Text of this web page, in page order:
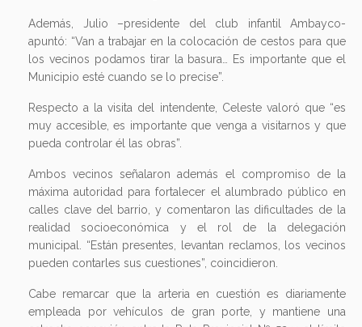
Además, Julio –presidente del club infantil Ambayco-
apuntó: “Van a trabajar en la colocación de cestos para que
los vecinos podamos tirar la basura… Es importante que el
Municipio esté cuando se lo precise”.
Respecto a la visita del intendente, Celeste valoró que “es
muy accesible, es importante que venga a visitarnos y que
pueda controlar él las obras”.
Ambos vecinos señalaron además el compromiso de la
máxima autoridad para fortalecer el alumbrado público en
calles clave del barrio, y comentaron las dificultades de la
realidad socioeconómica y el rol de la delegación
municipal. “Están presentes, levantan reclamos, los vecinos
pueden contarles sus cuestiones”, coincidieron.
Cabe remarcar que la arteria en cuestión es diariamente
empleada por vehículos de gran porte, y mantiene una